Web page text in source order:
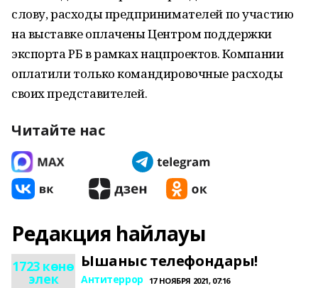
слову, расходы предпринимателей по участию
на выставке оплачены Центром поддержки
экспорта РБ в рамках нацпроектов. Компании
оплатили только командировочные расходы
своих представителей.
Читайте нас
Редакция һайлауы
1723 көнө
элек
Ышаныс телефондары!
Антитеррор 17 НОЯБРЯ 2021, 07:16